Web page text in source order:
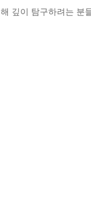
깊이 탐구하려는 분